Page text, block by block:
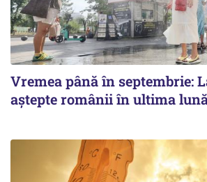
Vremea până în septembrie:
aștepte românii în ultima